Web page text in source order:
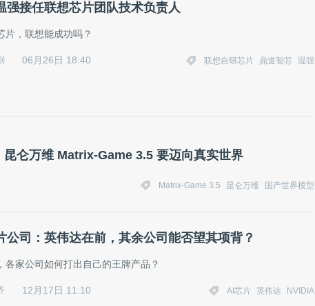
强接任联想芯片团队技术负责人
片，联想能成功吗？
06月26日 18:40 联想自研芯片 鼎道智芯 温强
仑万维 Matrix-Game 3.5 要迈向真实世界
Matrix-Game 3.5 昆仑万维 国产世界模型
公司：英伟达在前，其余公司能否望其项背？
各家公司如何打出自己的王牌产品？
12月17日 11:10 AI芯片 英伟达 NVIDIA